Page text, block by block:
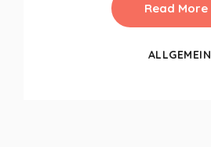
Read More
ALLGEMEIN